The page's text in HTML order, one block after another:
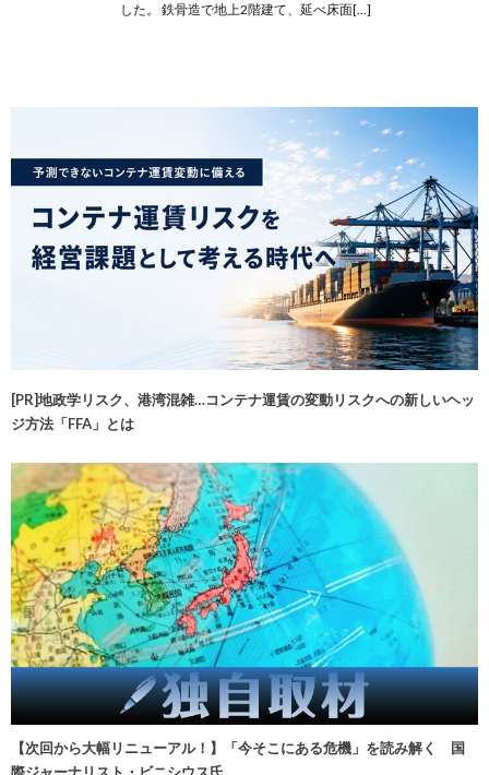
した。 鉄骨造で地上2階建て、延べ床面[…]
[PR]地政学リスク、港湾混雑…コンテナ運賃の変動リスクへの新しいヘッ
ジ方法「FFA」とは
【次回から大幅リニューアル！】「今そこにある危機」を読み解く 国